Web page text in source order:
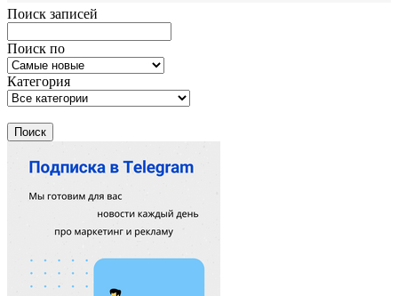
Поиск записей
Поиск по
Категория
Поиск